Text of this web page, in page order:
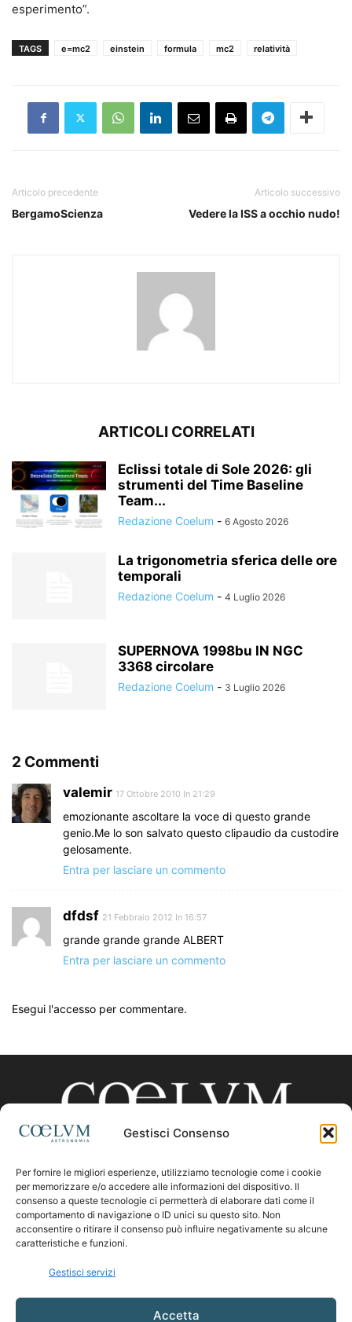
Gestisci Consenso
Per fornire le migliori esperienze, utilizziamo tecnologie come i cookie
per memorizzare e/o accedere alle informazioni del dispositivo. Il
consenso a queste tecnologie ci permetterà di elaborare dati come il
comportamento di navigazione o ID unici su questo sito. Non
acconsentire o ritirare il consenso può influire negativamente su alcune
caratteristiche e funzioni.
Gestisci servizi
Accetta
esperimento”.
TAGS e=mc2 einstein formula mc2 relatività
Articolo precedente
BergamoScienza
Articolo successivo
Vedere la ISS a occhio nudo!
ARTICOLI CORRELATI
Eclissi totale di Sole 2026: gli
strumenti del Time Baseline
Team...
Redazione Coelum - 6 Agosto 2026
La trigonometria sferica delle ore
temporali
Redazione Coelum - 4 Luglio 2026
SUPERNOVA 1998bu IN NGC
3368 circolare
Redazione Coelum - 3 Luglio 2026
2 Commenti
valemir 17 Ottobre 2010 In 21:29
emozionante ascoltare la voce di questo grande
genio.Me lo son salvato questo clipaudio da custodire
gelosamente.
Entra per lasciare un commento
dfdsf 21 Febbraio 2012 In 16:57
grande grande grande ALBERT
Entra per lasciare un commento
Esegui l'accesso per commentare.
CHI SIAMO
Contattaci:coelumastro@coelum.com